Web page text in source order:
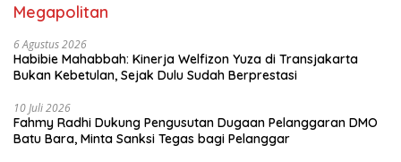
Megapolitan
6 Agustus 2026
Habibie Mahabbah: Kinerja Welfizon Yuza di Transjakarta
Bukan Kebetulan, Sejak Dulu Sudah Berprestasi
10 Juli 2026
Fahmy Radhi Dukung Pengusutan Dugaan Pelanggaran DMO
Batu Bara, Minta Sanksi Tegas bagi Pelanggar